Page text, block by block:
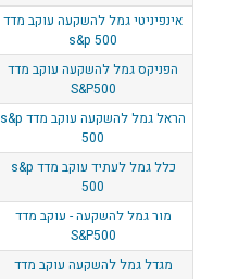
אינפיניטי גמל להשקעה עוקב מדד
s&p 500
הפניקס גמל להשקעה עוקב מדד
S&P500
הראל גמל להשקעה עוקב מדד s&p
500
כלל גמל לעתיד עוקב מדד s&p
500
מור גמל להשקעה - עוקב מדד
S&P500
מגדל גמל להשקעה עוקב מדד